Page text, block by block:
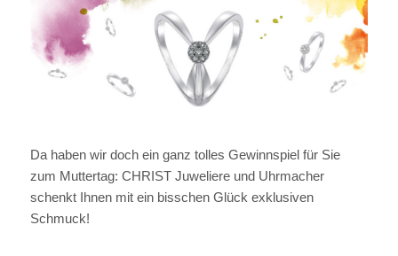
Da haben wir doch ein ganz tolles Gewinnspiel für Sie
zum Muttertag: CHRIST Juweliere und Uhrmacher
schenkt Ihnen mit ein bisschen Glück exklusiven
Schmuck!